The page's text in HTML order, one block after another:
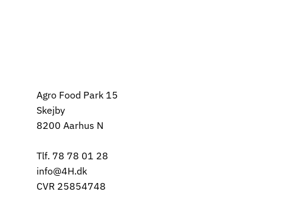
Agro Food Park 15
Skejby
8200 Aarhus N
Tlf. 78 78 01 28
info@4H.dk
CVR 25854748